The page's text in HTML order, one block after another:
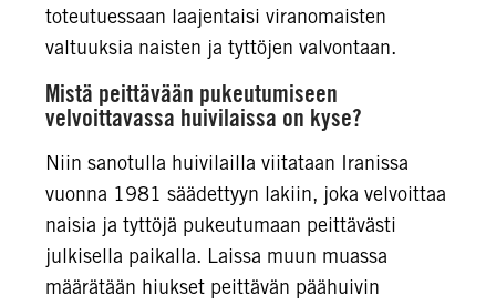
toteutuessaan laajentaisi viranomaisten
valtuuksia naisten ja tyttöjen valvontaan.
Mistä peittävään pukeutumiseen
velvoittavassa huivilaissa on kyse?
Niin sanotulla huivilailla viitataan Iranissa
vuonna 1981 säädettyyn lakiin, joka velvoittaa
naisia ja tyttöjä pukeutumaan peittävästi
julkisella paikalla. Laissa muun muassa
määrätään hiukset peittävän päähuivin